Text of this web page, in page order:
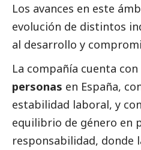
Los avances en este
evolución de distintos
al desarrollo y
La compañía cuenta
personas en España,
estabilidad laboral, y
equilibrio de género en
responsabilidad, donde